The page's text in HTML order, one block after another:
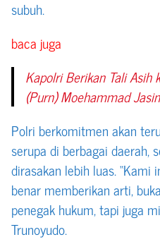
subuh.
baca juga
Kapolri Berikan Tali Asih
(Purn) Moehammad
Polri berkomitmen akan
serupa di berbagai daerah,
dirasakan lebih luas. “Kami
benar memberikan arti,
penegak hukum, tapi juga
Trunoyudo.